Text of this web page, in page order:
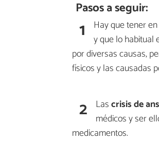
Pasos a seguir:
1 Hay que tener
y que lo habitual
por diversas causas,
físicos y las causadas
2 Lascrisis de
médicos y ser
medicamentos.